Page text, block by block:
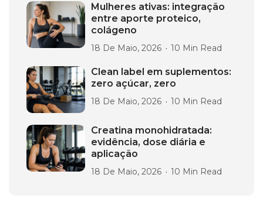
Mulheres ativas: integração
entre aporte proteico,
colágeno
18 De Maio, 2026 10 Min Read
Clean label em suplementos:
zero açúcar, zero
18 De Maio, 2026 10 Min Read
Creatina monohidratada:
evidência, dose diária e
aplicação
18 De Maio, 2026 10 Min Read